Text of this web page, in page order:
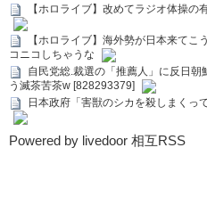
【ホロライブ】改めてラジオ体操の
【ホロライブ】海外勢が日本来て
コニコしちゃうな
自民党総.裁選の「推薦人」に反日
う滅茶苦茶w [828293379]
日本政府「害獣のシカを殺しまくっ
Powered by livedoor 相互RSS